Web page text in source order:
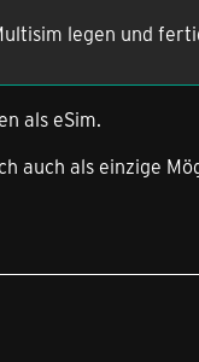
legen und
als eSim.
auch als einzige